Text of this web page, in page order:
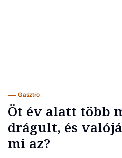
Gasztro
Öt év alatt több
drágult, és
mi az?